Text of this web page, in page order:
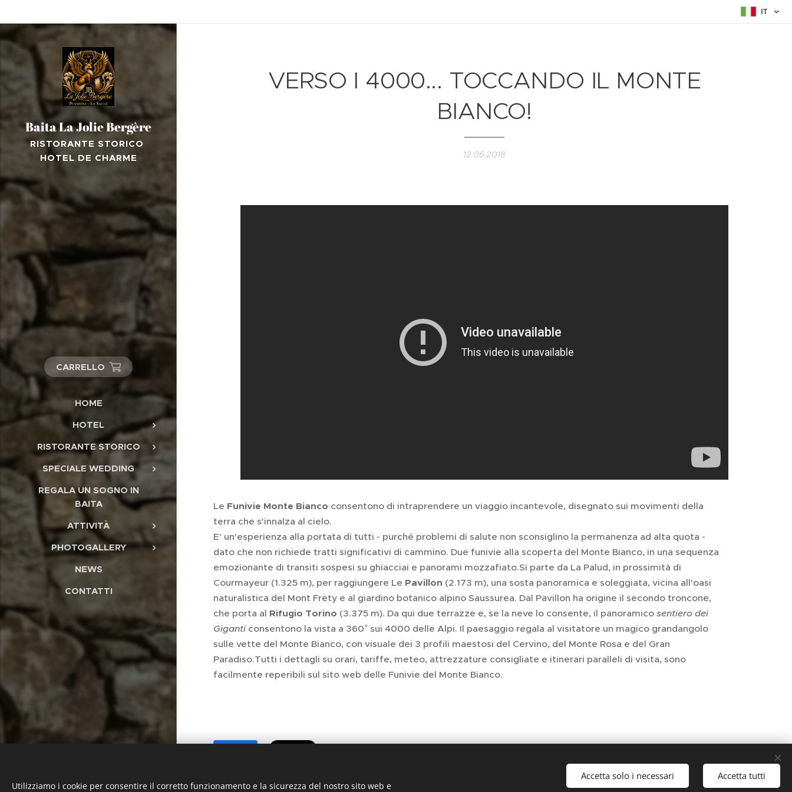
IT
Baita La Jolie Bergère
RISTORANTE STORICO
HOTEL DE CHARME
CARRELLO
HOME
HOTEL
RISTORANTE STORICO
SPECIALE WEDDING
REGALA UN SOGNO IN
BAITA
ATTIVITÀ
PHOTOGALLERY
NEWS
CONTATTI
VERSO I 4000... TOCCANDO IL MONTE
BIANCO!
12.06.2018
Le Funivie Monte Bianco consentono di intraprendere un viaggio incantevole, disegnato sui movimenti della
terra che s'innalza al cielo.
E' un'esperienza alla portata di tutti - purché problemi di salute non sconsiglino la permanenza ad alta quota -
dato che non richiede tratti significativi di cammino. Due funivie alla scoperta del Monte Bianco, in una sequenza
emozionante di transiti sospesi su ghiacciai e panorami mozzafiato.Si parte da La Palud, in prossimità di
Courmayeur (1.325 m), per raggiungere Le Pavillon (2.173 m), una sosta panoramica e soleggiata, vicina all'oasi
naturalistica del Mont Frety e al giardino botanico alpino Saussurea. Dal Pavillon ha origine il secondo troncone,
che porta al Rifugio Torino (3.375 m). Da qui due terrazze e, se la neve lo consente, il panoramico sentiero dei
Giganti consentono la vista a 360° sui 4000 delle Alpi. Il paesaggio regala al visitatore un magico grandangolo
sulle vette del Monte Bianco, con visuale dei 3 profili maestosi del Cervino, del Monte Rosa e del Gran
Paradiso.Tutti i dettagli su orari, tariffe, meteo, attrezzature consigliate e itinerari paralleli di visita, sono
facilmente reperibili sul sito web delle Funivie del Monte Bianco.
Utilizziamo i cookie per consentire il corretto funzionamento e la sicurezza del nostro sito web e
Accetta solo i necessari Accetta tutti